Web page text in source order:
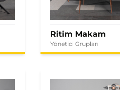
Ritim Makam
Yönetici Grupları